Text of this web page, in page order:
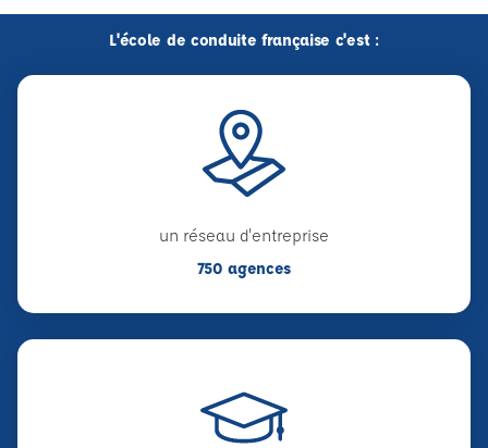
L'école de conduite française c'est :
un réseau d'entreprise
750 agences